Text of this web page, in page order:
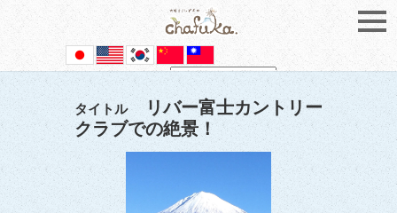
Powered by Translate
タイトル
リバー富士カントリー
クラブでの絶景！